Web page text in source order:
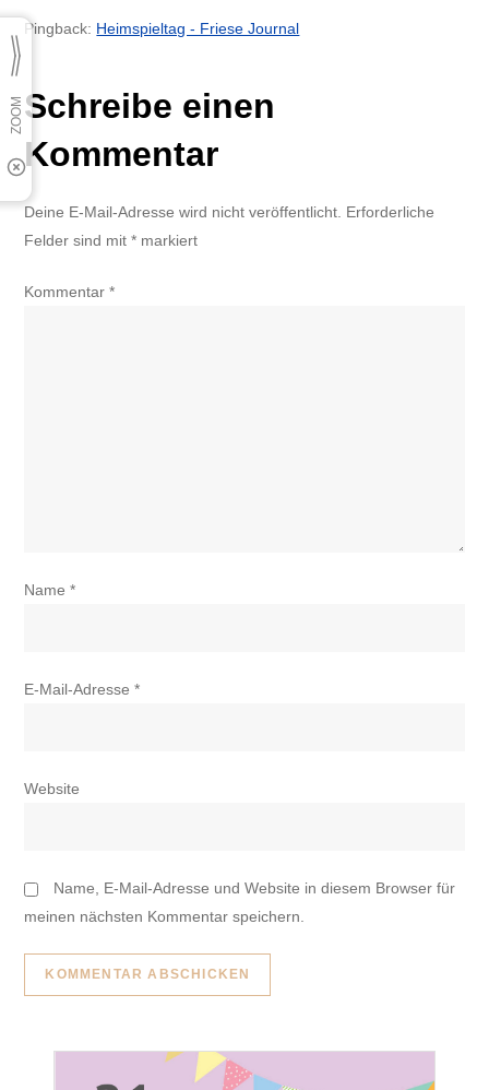
Pingback: Heimspieltag - Friese Journal
Schreibe einen
Kommentar
Deine E-Mail-Adresse wird nicht veröffentlicht. Erforderliche
Felder sind mit* markiert
Kommentar*
Name*
E-Mail-Adresse*
Website
Name, E-Mail-Adresse und Website in diesem Browser für
meinen nächsten Kommentar speichern.